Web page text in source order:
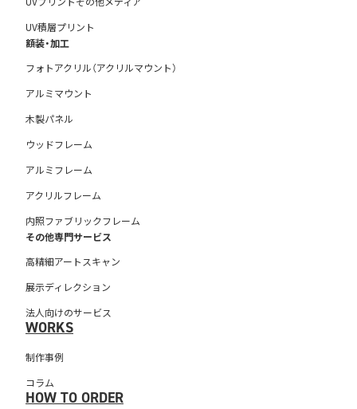
UV積層プリント
額装・加工
フォトアクリル（アクリルマウント）
アルミマウント
木製パネル
ウッドフレーム
アルミフレーム
アクリルフレーム
内照ファブリックフレーム
その他専門サービス
高精細アートスキャン
展示ディレクション
法人向けのサービス
WORKS
制作事例
コラム
HOW TO ORDER